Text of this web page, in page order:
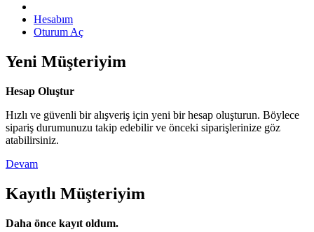
Hesabım
Oturum Aç
Yeni Müşteriyim
Hesap Oluştur
Hızlı ve güvenli bir alışveriş için yeni bir hesap oluşturun. Böylece
sipariş durumunuzu takip edebilir ve önceki siparişlerinize göz
atabilirsiniz.
Devam
Kayıtlı Müşteriyim
Daha önce kayıt oldum.